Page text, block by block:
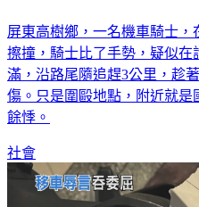
屏東高樹鄉，一名機車騎士
擦撞，騎士比了手勢，疑似
滿，沿路尾隨追趕3公里，趁
傷。只是圍毆地點，附近就
餘悸。
社會